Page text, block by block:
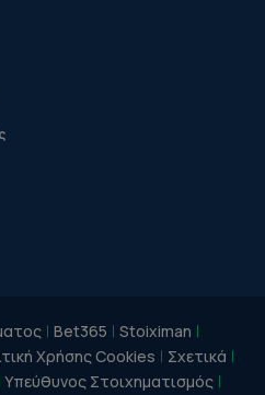
Bet365
Stoiximan
Χρήσης Cookies
Σχετικά
Υπεύθυνος Στοιχηματισμός